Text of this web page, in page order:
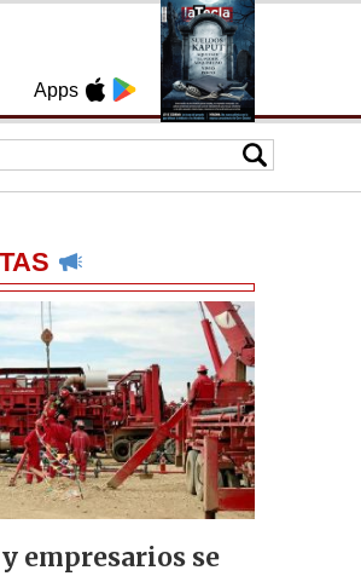
Apps
empresarios se